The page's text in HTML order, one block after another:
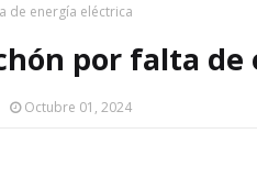
de energía eléctrica
por falta
Octubre 01, 2024